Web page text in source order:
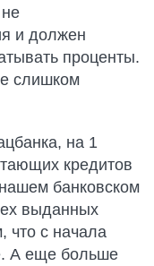
и должен
проценты.
слишком
на 1
кредитов
банковском
выданных
что с начала
А еще больше